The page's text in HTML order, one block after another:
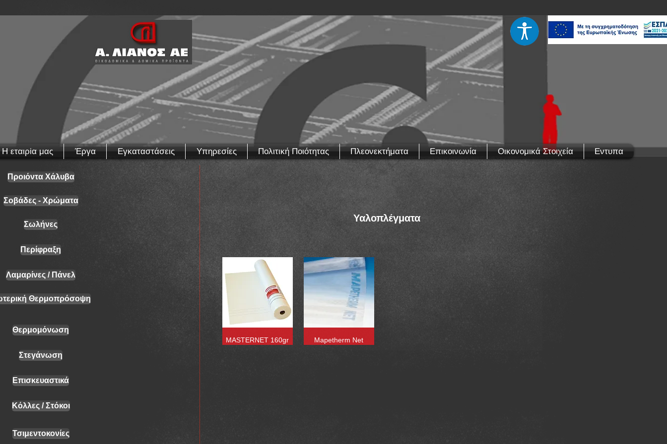
Η εταιρiα μας Έργα Εγκαταστάσεις Υπηρεσίες Πολιτική Ποιότητας Πλεονεκτήματα Επικοινωνία Οικονομικά Στοιχεία Εντυπα
Υαλοπλέγματα
MASTERNET 160gr Mapetherm Net
Περίφραξη
Σωλήνες
Λαμαρίνες / Πάνελ
Σοβάδες - Χρώματα
Θερμοπρόσοψη
Στεγάνωση
Επισκευαστικά
Τσιμεντοκονίες
Κόλλες / Στόκοι
Προιόντα Χάλυβα
Θερμομόνωση